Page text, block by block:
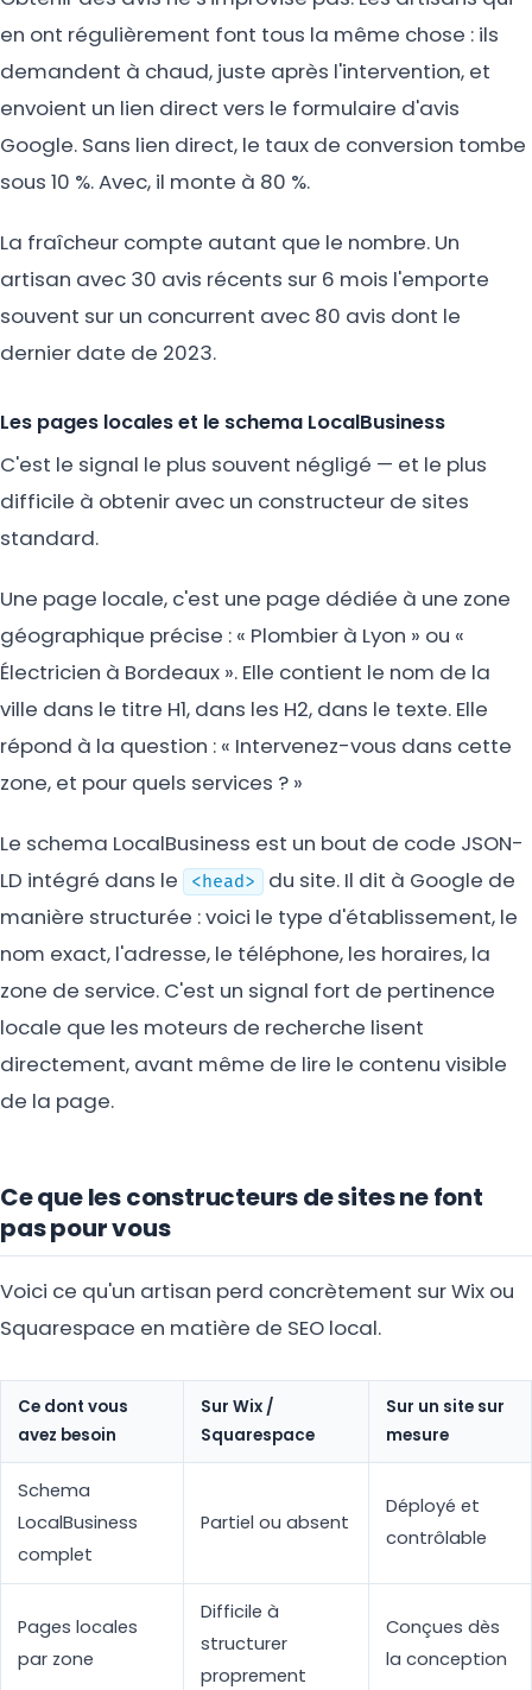
en ont régulièrement font tous la même chose : ils
demandent à chaud, juste après l'intervention, et
envoient un lien direct vers le formulaire d'avis
Google. Sans lien direct, le taux de conversion tombe
sous 10 %. Avec, il monte à 80 %.
La fraîcheur compte autant que le nombre. Un
artisan avec 30 avis récents sur 6 mois l'emporte
souvent sur un concurrent avec 80 avis dont le
dernier date de 2023.
Les pages locales et le schema LocalBusiness
C'est le signal le plus souvent négligé — et le plus
difficile à obtenir avec un constructeur de sites
standard.
Une page locale, c'est une page dédiée à une zone
géographique précise : « Plombier à Lyon » ou «
Électricien à Bordeaux ». Elle contient le nom de la
ville dans le titre H1, dans les H2, dans le texte. Elle
répond à la question : « Intervenez-vous dans cette
zone, et pour quels services ? »
Le schema LocalBusiness est un bout de code JSON-
LD intégré dans le
<head>
du site. Il dit à Google de
manière structurée : voici le type d'établissement, le
nom exact, l'adresse, le téléphone, les horaires, la
zone de service. C'est un signal fort de pertinence
locale que les moteurs de recherche lisent
directement, avant même de lire le contenu visible
de la page.
Ce que les constructeurs de sites ne font
pas pour vous
Voici ce qu'un artisan perd concrètement sur Wix ou
Squarespace en matière de SEO local.
Ce dont vous
avez besoin
Sur Wix /
Squarespace
Sur un site sur
mesure
Schema
LocalBusiness
complet
Partiel ou absent
Déployé et
contrôlable
Pages locales
par zone
Difficile à
structurer
proprement
Conçues dès
la conception